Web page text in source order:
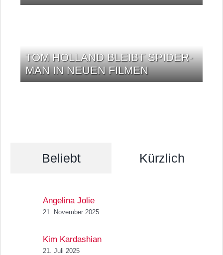
TOM HOLLAND BLEIBT SPIDER-
MAN IN NEUEN FILMEN
Beliebt Kürzlich
Angelina Jolie
21. November 2025
Kim Kardashian
21. Juli 2025